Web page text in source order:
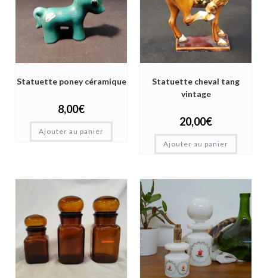
Statuette poney céramique
8,00€
Ajouter au panier
Statuette cheval tang
vintage
20,00€
Ajouter au panier